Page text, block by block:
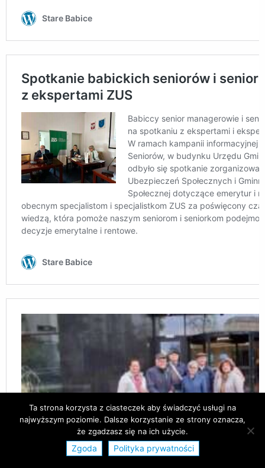
Ta strona korzysta z ciasteczek aby świadczyć usługi na
najwyższym poziomie. Dalsze korzystanie ze strony oznacza,
że zgadzasz się na ich użycie.
Zgoda Polityka prywatności